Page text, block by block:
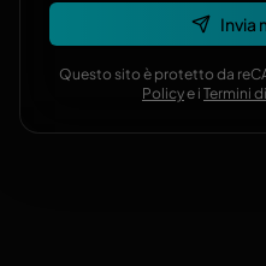
Invia
Questo sito è protetto da
Policye i Termini